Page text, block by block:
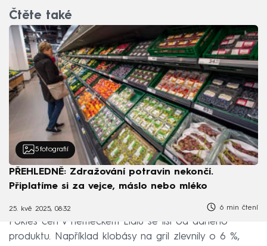
Čtěte také
5 fotografií
PŘEHLEDNĚ: Zdražování potravin nekončí.
Připlatíme si za vejce, máslo nebo mléko
25. kvě 2025, 08:32 6 min čtení
Pokles cen v německém Lidlu se liší od daného
produktu. Například klobásy na gril zlevnily o 6 %,